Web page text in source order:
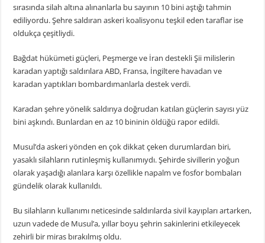
sırasında silah altına alınanlarla bu sayının 10 bini aştığı tahmin
ediliyordu. Şehre saldıran askeri koalisyonu teşkil eden taraflar ise
oldukça çeşitliydi.
Bağdat hükümeti güçleri, Peşmerge ve İran destekli Şii milislerin
karadan yaptığı saldırılara ABD, Fransa, İngiltere havadan ve
karadan yaptıkları bombardımanlarla destek verdi.
Karadan şehre yönelik saldırıya doğrudan katılan güçlerin sayısı yüz
bini aşkındı. Bunlardan en az 10 bininin öldüğü rapor edildi.
Musul’da askeri yönden en çok dikkat çeken durumlardan biri,
yasaklı silahların rutinleşmiş kullanımıydı. Şehirde sivillerin yoğun
olarak yaşadığı alanlara karşı özellikle napalm ve fosfor bombaları
gündelik olarak kullanıldı.
Bu silahların kullanımı neticesinde saldırılarda sivil kayıpları artarken,
uzun vadede de Musul’a, yıllar boyu şehrin sakinlerini etkileyecek
zehirli bir miras bırakılmış oldu.